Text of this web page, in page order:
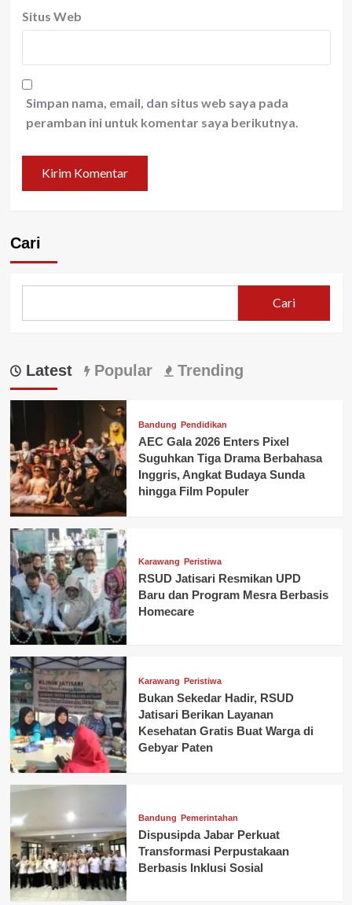
Situs Web
Simpan nama, email, dan situs web saya pada
peramban ini untuk komentar saya berikutnya.
Cari
Cari
Latest Popular Trending
Bandung Pendidikan
AEC Gala 2026 Enters Pixel
Suguhkan Tiga Drama Berbahasa
Inggris, Angkat Budaya Sunda
hingga Film Populer
Karawang Peristiwa
RSUD Jatisari Resmikan UPD
Baru dan Program Mesra Berbasis
Homecare
Karawang Peristiwa
Bukan Sekedar Hadir, RSUD
Jatisari Berikan Layanan
Kesehatan Gratis Buat Warga di
Gebyar Paten
Bandung Pemerintahan
Dispusipda Jabar Perkuat
Transformasi Perpustakaan
Berbasis Inklusi Sosial